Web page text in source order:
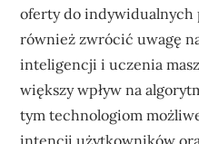
oferty do indywidualnych
również zwrócić uwagę
inteligencji i uczenia
większy wpływ na
tym technologiom
intencji użytkowników